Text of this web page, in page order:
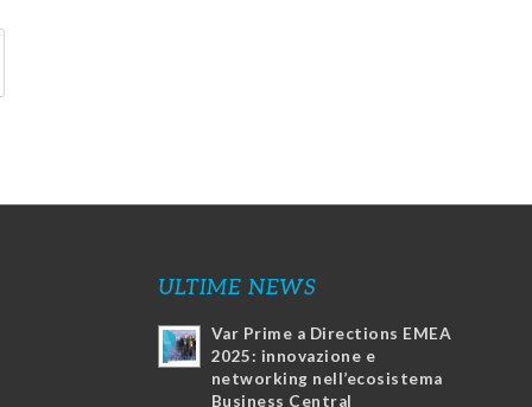
ULTIME NEWS
Var Prime a Directions EMEA
2025: innovazione e
networking nell’ecosistema
Business Central